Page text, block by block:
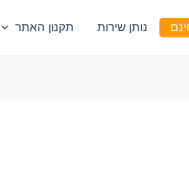
נותן שירות תקנון האתר